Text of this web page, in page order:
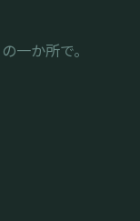
一か所で。